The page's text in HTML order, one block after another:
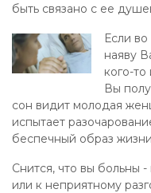
быть связано с ее
Если
наяву
кого-
Вы
сон видит молодая
испытает
беспечный образ
Снится, что вы больны
или к неприятному